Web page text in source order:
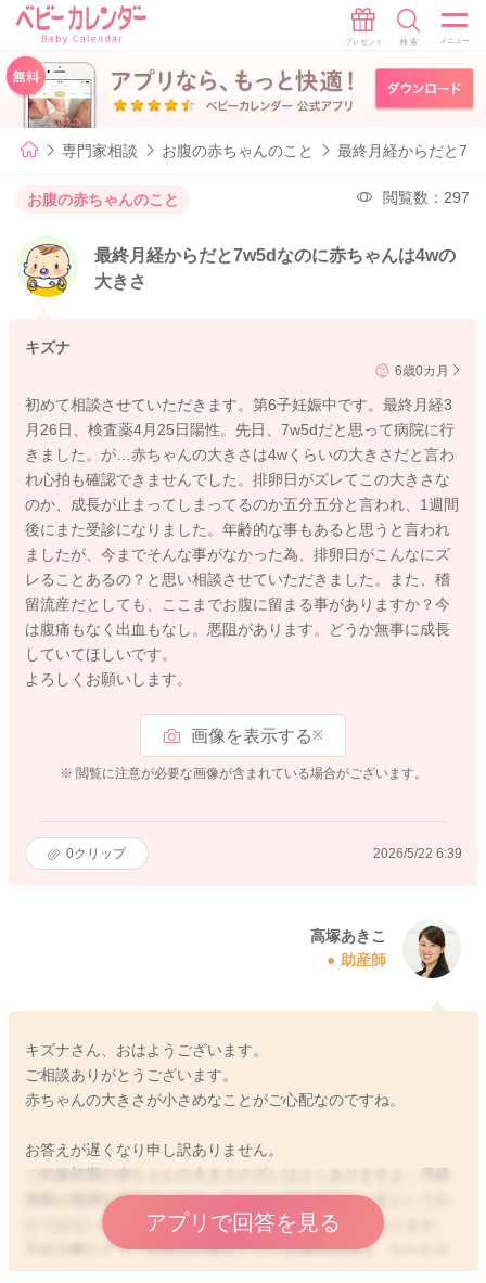
専門家相談 お腹の赤ちゃんのこと 最終月経からだと
お腹の赤ちゃんのこと 閲覧数：297
最終月経からだと7w5dなのに赤ちゃんは4wの
大きさ
キズナ
6歳0カ月
初めて相談させていただきます。第6子妊娠中です。最終月経3
月26日、検査薬4月25日陽性。先日、7w5dだと思って病院に行
きました。が…赤ちゃんの大きさは4wくらいの大きさだと言わ
れ心拍も確認できませんでした。排卵日がズレてこの大きさな
のか、成長が止まってしまってるのか五分五分と言われ、1週間
後にまた受診になりました。年齢的な事もあると思うと言われ
ましたが、今までそんな事がなかった為、排卵日がこんなにズ
レることあるの？と思い相談させていただきました。また、稽
留流産だとしても、ここまでお腹に留まる事がありますか？今
は腹痛もなく出血もなし。悪阻があります。どうか無事に成長
していてほしいです。
よろしくお願いします。
画像を表示する※
※ 閲覧に注意が必要な画像が含まれている場合がございます。
0クリップ 2026/5/22 6:39
高塚あきこ
助産師
キズナさん、おはようございます。
ご相談ありがとうございます。
赤ちゃんの大きさが小さめなことがご心配なのですね。
お答えが遅くなり申し訳ありません。
ご妊娠初期の赤ちゃんの大きさのズレはよくありますよ。月経
周期が順調な方であっても、必ずしも排卵周期も一定というわ
けではないので、週数が最初からズレていることがあります。
不妊治療などで、排卵日が確定している場合以外は、なかなか
排卵日や受精日を特定することは難しいので、経過を見ていく
アプリで回答を見る